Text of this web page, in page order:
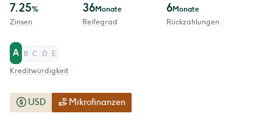
7.25%
Zinsen
36Monate
Reifegrad
6Monate
Rückzahlungen
A B C D
E
Kreditwürdigkeit
USD Mikrofinanzen